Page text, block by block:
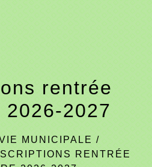
rentrée
2027
MUNICIPALE /
RENTRÉE